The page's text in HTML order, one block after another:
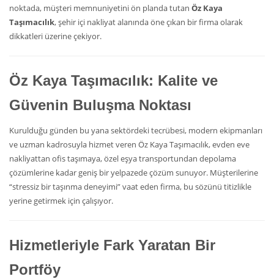
noktada, müşteri memnuniyetini ön planda tutan Öz Kaya
Taşımacılık, şehir içi nakliyat alanında öne çıkan bir firma olarak
dikkatleri üzerine çekiyor.
Öz Kaya Taşımacılık: Kalite ve
Güvenin Buluşma Noktası
Kurulduğu günden bu yana sektördeki tecrübesi, modern ekipmanları
ve uzman kadrosuyla hizmet veren Öz Kaya Taşımacılık, evden eve
nakliyattan ofis taşımaya, özel eşya transportundan depolama
çözümlerine kadar geniş bir yelpazede çözüm sunuyor. Müşterilerine
“stressiz bir taşınma deneyimi” vaat eden firma, bu sözünü titizlikle
yerine getirmek için çalışıyor.
Hizmetleriyle Fark Yaratan Bir
Portföy